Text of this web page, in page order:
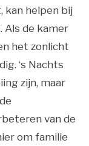
kan helpen bij
Als de kamer
het zonlicht
‘s Nachts
zijn, maar
van de
om familie